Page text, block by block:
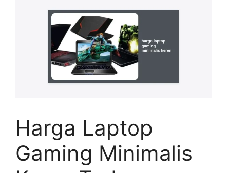
Harga Laptop
Gaming Minimalis